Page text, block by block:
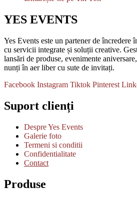
YES EVENTS
Yes Events este un partener de încredere
cu servicii integrate și soluții creative.
lansări de produse, evenimente
nunți în aer liber cu sute de invitați.
Facebook Instagram Tiktok Pinterest
Suport clienți
Despre Yes Events
Galerie foto
Termeni si conditii
Confidentialitate
Contact
Produse